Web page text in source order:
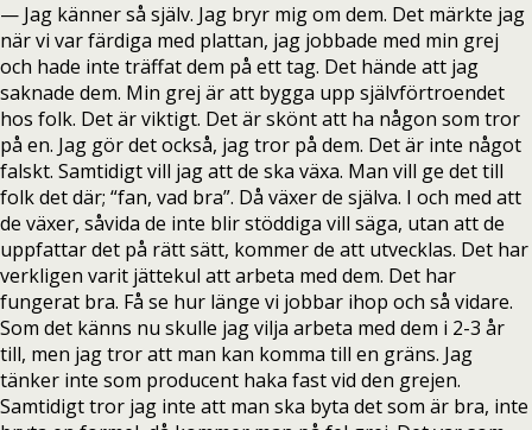
— Jag känner så själv. Jag bryr mig om dem. Det märkte jag
när vi var färdiga med plattan, jag jobbade med min grej
och hade inte träffat dem på ett tag. Det hände att jag
saknade dem. Min grej är att bygga upp självförtroendet
hos folk. Det är viktigt. Det är skönt att ha någon som tror
på en. Jag gör det också, jag tror på dem. Det är inte något
falskt. Samtidigt vill jag att de ska växa. Man vill ge det till
folk det där; “fan, vad bra”. Då växer de själva. I och med att
de växer, såvida de inte blir stöddiga vill säga, utan att de
uppfattar det på rätt sätt, kommer de att utvecklas. Det har
verkligen varit jättekul att arbeta med dem. Det har
fungerat bra. Få se hur länge vi jobbar ihop och så vidare.
Som det känns nu skulle jag vilja arbeta med dem i 2-3 år
till, men jag tror att man kan komma till en gräns. Jag
tänker inte som producent haka fast vid den grejen.
Samtidigt tror jag inte att man ska byta det som är bra, inte